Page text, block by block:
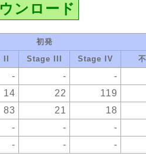
ンロード
初発
Stage III Stage IV
‐ ‐ ‐
14 22 119
83 21 18
‐ ‐ ‐
‐ ‐ ‐